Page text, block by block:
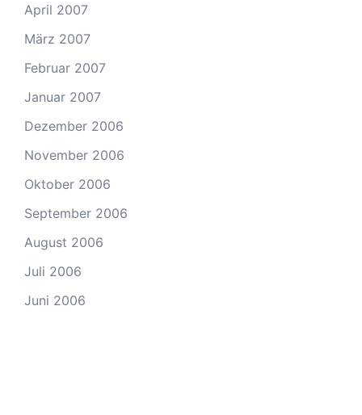
April 2007
März 2007
Februar 2007
Januar 2007
Dezember 2006
November 2006
Oktober 2006
September 2006
August 2006
Juli 2006
Juni 2006